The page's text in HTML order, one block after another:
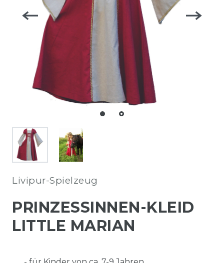
Livipur-Spielzeug
PRINZESSINNEN-KLEID
LITTLE MARIAN